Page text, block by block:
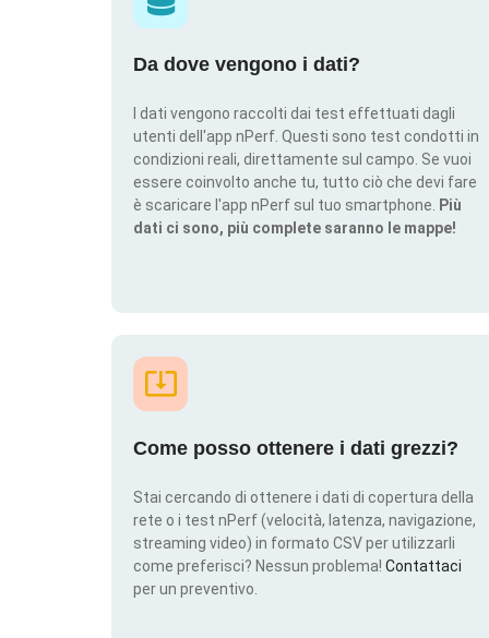
Da dove vengono i dati?
I dati vengono raccolti dai test effettuati dagli
utenti dell'app nPerf. Questi sono test condotti in
condizioni reali, direttamente sul campo. Se vuoi
essere coinvolto anche tu, tutto ciò che devi fare
è scaricare l'app nPerf sul tuo smartphone.
Più
dati ci sono, più complete saranno le mappe!
Come posso ottenere i dati grezzi?
Stai cercando di ottenere i dati di copertura della
rete o i test nPerf (velocità, latenza, navigazione,
streaming video) in formato CSV per utilizzarli
come preferisci? Nessun problema! Contattaci
per un preventivo.